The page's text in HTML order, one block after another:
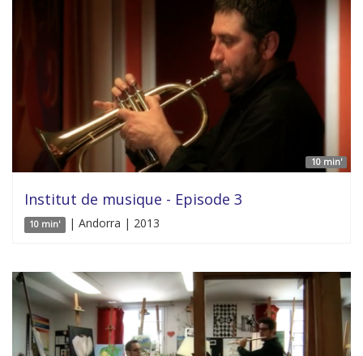
10 min'
Institut de musique - Episode 3
10 min' | Andorra | 2013